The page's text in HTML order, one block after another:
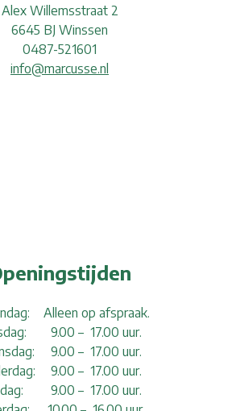
Alex Willemsstraat 2
6645 BJ Winssen
0487-521601
info@marcusse.nl
Alleen op afspraak.
9.00 – 17.00 uur.
9.00 – 17.00 uur.
9.00 – 17.00 uur.
9.00 – 17.00 uur.